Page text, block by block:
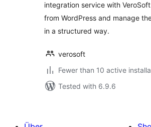
integration service with
from WordPress and manage
in a structured way.
verosoft
Fewer than 10 active
Tested with 6.9.6